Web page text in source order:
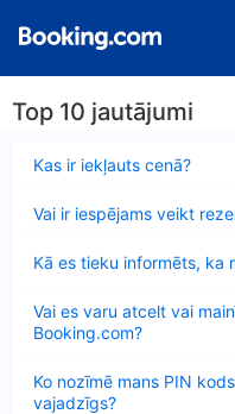
Top 10 jautājumi
Kas ir iekļauts cenā?
Vai ir iespējams veikt
Kā es tieku informēts, ka
Vai es varu atcelt vai
Booking.com?
Ko nozīmē mans PIN
vajadzīgs?